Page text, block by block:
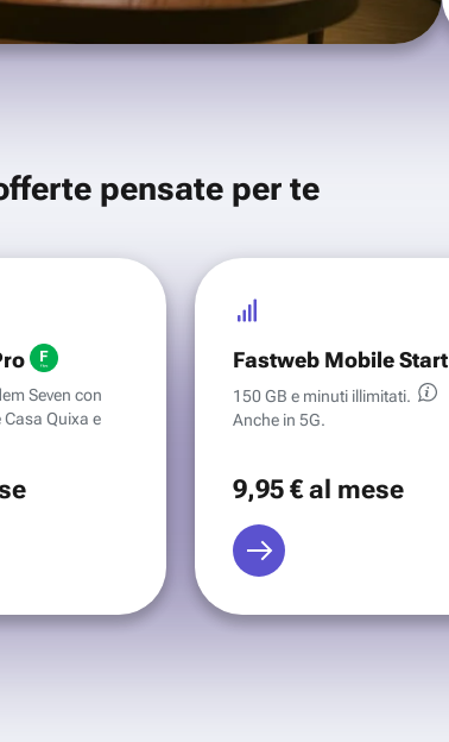
pensate per te
Seven con
Quixa e
Fastweb Mobile Start
150 GB e minuti illimitati.
Anche in 5G.
9,95 €al mese